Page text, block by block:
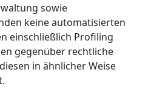
sowie
keine automatisierten
einschließlich Profiling
gegenüber rechtliche
in ähnlicher Weise